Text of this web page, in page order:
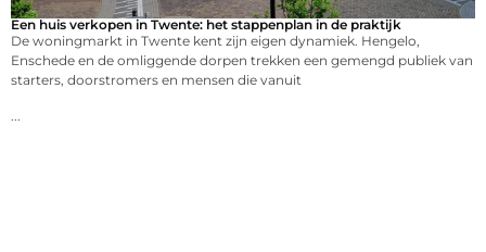
Een huis verkopen in Twente: het stappenplan in de praktijk
De woningmarkt in Twente kent zijn eigen dynamiek. Hengelo,
Enschede en de omliggende dorpen trekken een gemengd publiek van
starters, doorstromers en mensen die vanuit